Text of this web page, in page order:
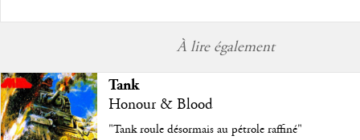
À lire également
Tank
Honour & Blood
"Tank roule désormais au pétrole raffiné"